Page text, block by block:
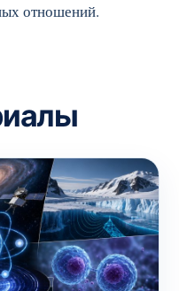
отношений.